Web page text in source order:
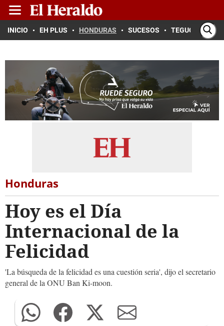
INICIO EH PLUS HONDURAS SUCESOS TEGUCIGALPA
Honduras
Hoy es el Día
Internacional de la
Felicidad
'La búsqueda de la felicidad es una cuestión seria', dijo el secretario
general de la ONU Ban Ki-moon.